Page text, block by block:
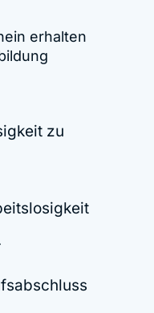
erhalten
zu